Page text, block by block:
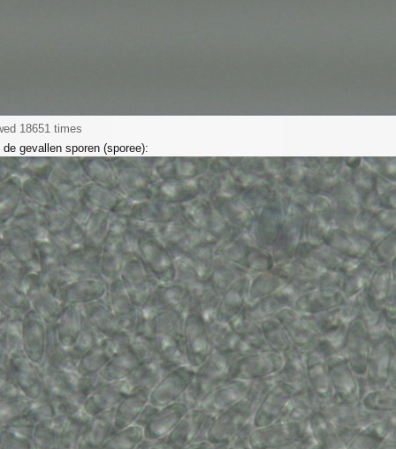
18651 times
gevallen sporen (sporee):